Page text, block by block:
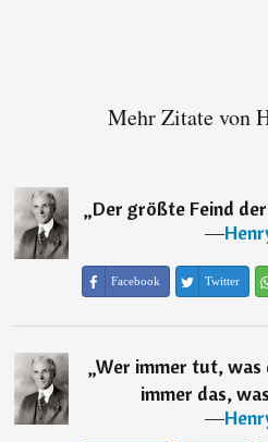
Mehr Zitate von
„Der größte Feind
―
Facebook Twitter
„Wer immer tut, was
immer das,
―